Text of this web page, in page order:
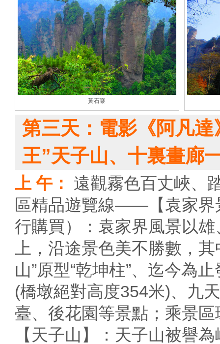
黃石寨
第三天：電影《阿凡
王”天子山、十裏畫廊
上 午：
遠觀霧色百丈峽、
區精品遊覽線——【袁家界
行購買）：袁家界風景以
上，沿途景色美不勝數，
山”原型“乾坤柱”、迄今為
(橋墩絕對高度354米)、九
臺、後花園等景點；乘景
【天子山】：天子山被譽